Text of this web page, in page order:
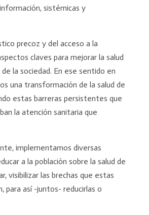
sistémicas y
precoz y del acceso a la
claves para mejorar la salud
la sociedad. En ese sentido en
una transformación de la salud de
estas barreras persistentes que
la atención sanitaria que
implementamos diversas
a la población sobre la salud de
visibilizar las brechas que estas
para así -juntos- reducirlas o